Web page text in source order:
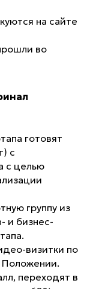
на сайте
во
готовят
) с
с целью
группу из
и бизнес-
визитки по
Положении.
переходят в